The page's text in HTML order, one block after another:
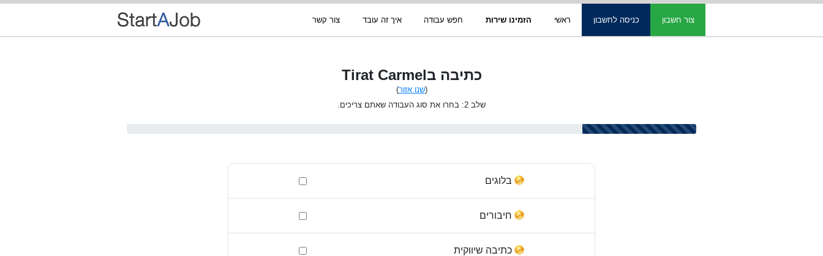
צור חשבון כניסה לחשבון ראשי הזמינו שירות חפש עבודה איך זה עובד צור קשר
כתיבה בTirat Carmel
(שנו אזור)
שלב 2: בחרו את סוג העבודה שאתם צריכים.
בלוגים
חיבורים
כתיבה שיווקית